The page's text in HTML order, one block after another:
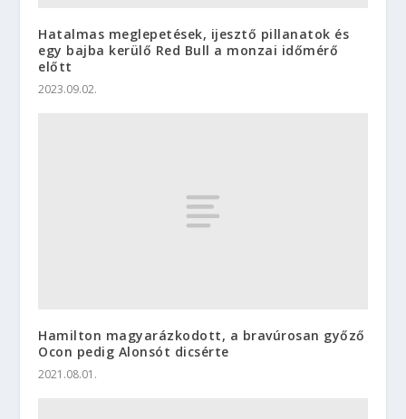
Hatalmas meglepetések, ijesztő pillanatok és
egy bajba kerülő Red Bull a monzai időmérő
előtt
2023.09.02.
Hamilton magyarázkodott, a bravúrosan győző
Ocon pedig Alonsót dicsérte
2021.08.01.